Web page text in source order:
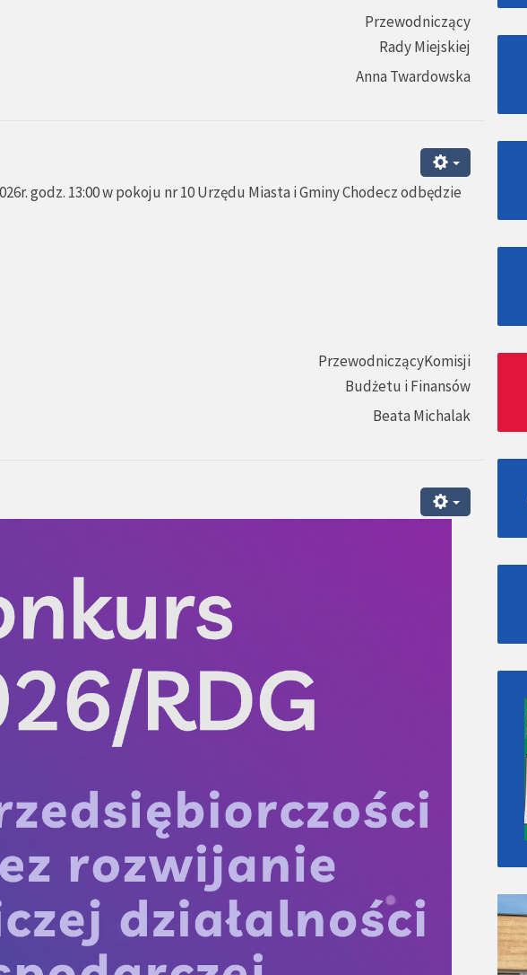
Przewodniczący
Rady Miejskiej
Anna Twardowska
godz. 13:00 w pokoju nr 10 Urzędu Miasta i Gminy Chodecz odbędzie
PrzewodniczącyKomisji
Budżetu i Finansów
Beata Michalak